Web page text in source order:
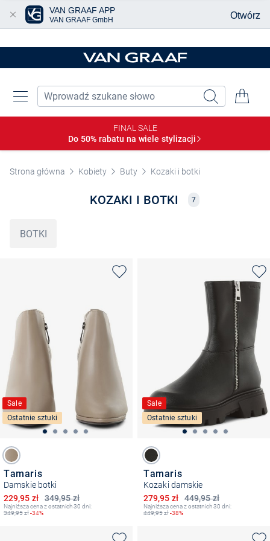
FINAL SALE
Do 50% rabatu na wiele stylizacji
Strona główna Kobiety Buty Kozaki i botki
KOZAKI I BOTKI 7
BOTKI
Sale
Ostatnie sztuki
Tamaris
Damskie botki
349,95 zł
Obniżona cena
229,95 zł
Najniższa cena z ostatnich 30 dni:
349,95zł-34%
Sale
Ostatnie sztuki
Tamaris
Kozaki damskie
449,95 zł
Obniżona cena
279,95 zł
Najniższa cena z ostatnich 30 dni:
449,95zł-38%
VAN GRAAF APP
VAN GRAAF GmbH Otwórz